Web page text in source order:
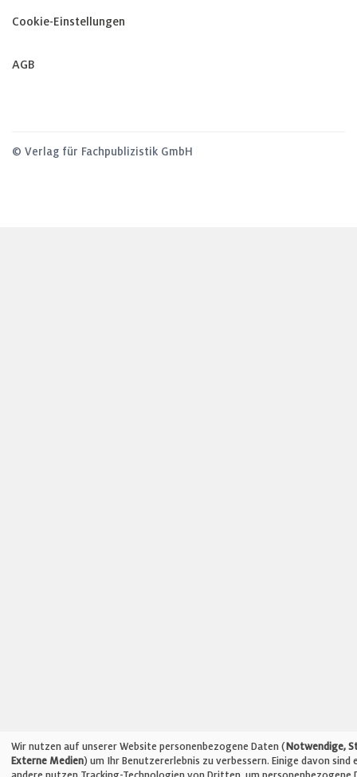
Cookie-Einstellungen
AGB
© Verlag für Fachpublizistik GmbH
Wir nutzen auf unserer Website personenbezogene Daten (Notwendige,
Externe Medien) um Ihr Benutzererlebnis zu verbessern. Einige davon sind